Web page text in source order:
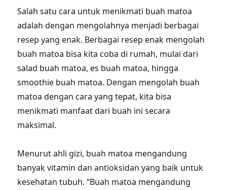
Salah satu cara untuk menikmati buah matoa
adalah dengan mengolahnya menjadi berbagai
resep yang enak. Berbagai resep enak mengolah
buah matoa bisa kita coba di rumah, mulai dari
salad buah matoa, es buah matoa, hingga
smoothie buah matoa. Dengan mengolah buah
matoa dengan cara yang tepat, kita bisa
menikmati manfaat dari buah ini secara
maksimal.
Menurut ahli gizi, buah matoa mengandung
banyak vitamin dan antioksidan yang baik untuk
kesehatan tubuh. “Buah matoa mengandung